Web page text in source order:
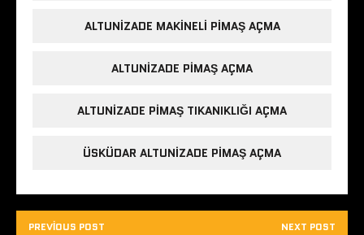
ALTUNIZADE MAKINELI PIMAŞ AÇMA
ALTUNIZADE PIMAŞ AÇMA
ALTUNIZADE PIMAŞ TIKANIKLIĞI AÇMA
ÜSKÜDAR ALTUNIZADE PIMAŞ AÇMA
PREVIOUS POST NEXT POST